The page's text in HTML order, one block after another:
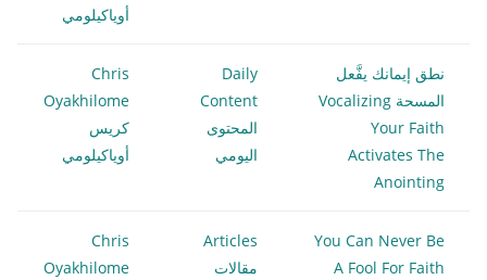
أوياكيلومي
نطق إيمانك يفَّعل
المسحة Vocalizing
Your Faith
Activates The
Anointing
Daily
Content
المحتوى
اليومي
Chris
Oyakhilome
كريس
أوياكيلومي
You Can Never Be
A Fool For Faith
Articles
مقالات
Chris
Oyakhilome